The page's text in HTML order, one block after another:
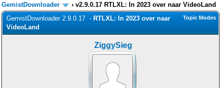
Foutcodes
Helpdesks
GemistDownloader*
Forum
GemistDownloader
› v2.9.0.17 RTLXL: In 2023 over naar VideoLand
Topic Modes
GemistDownloader 2.9.0.17 - RTLXL: In 2023 over naar
VideoLand
ZiggySieg